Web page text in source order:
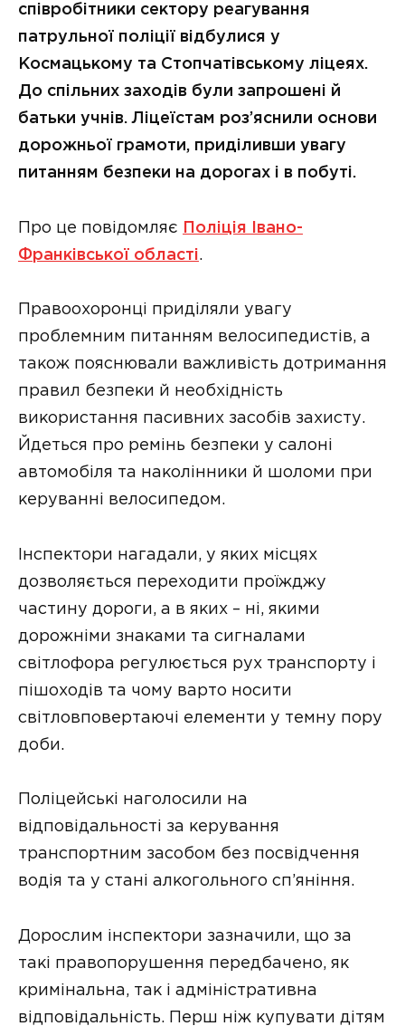
співробітники сектору реагування
патрульної поліції відбулися у
Космацькому та Стопчатівському ліцеях.
До спільних заходів були запрошені й
батьки учнів. Ліцеїстам роз’яснили основи
дорожньої грамоти, приділивши увагу
питанням безпеки на дорогах і в побуті.
Про це повідомляє
Поліція Івано-
Франківської області.
Правоохоронці приділяли увагу
проблемним питанням велосипедистів, а
також пояснювали важливість дотримання
правил безпеки й необхідність
використання пасивних засобів захисту.
Йдеться про ремінь безпеки у салоні
автомобіля та наколінники й шоломи при
керуванні велосипедом.
Інспектори нагадали, у яких місцях
дозволяється переходити проїжджу
частину дороги, а в яких – ні, якими
дорожніми знаками та сигналами
світлофора регулюється рух транспорту і
пішоходів та чому варто носити
світловповертаючі елементи у темну пору
доби.
Поліцейські наголосили на
відповідальності за керування
транспортним засобом без посвідчення
водія та у стані алкогольного сп’яніння.
Дорослим інспектори зазначили, що за
такі правопорушення передбачено, як
кримінальна, так і адміністративна
відповідальність. Перш ніж купувати дітям